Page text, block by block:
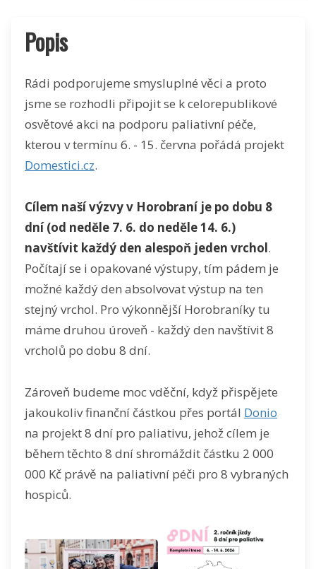
Popis
Rádi podporujeme smysluplné věci a proto
jsme se rozhodli připojit se k celorepublikové
osvětové akci na podporu paliativní péče,
kterou v termínu 6. - 15. června pořádá projekt
Domestici.cz.
Cílem naší výzvy v Horobraní je po dobu 8
dní (od neděle 7. 6. do neděle 14. 6.)
navštívit každý den alespoň jeden vrchol.
Počítají se i opakované výstupy, tím pádem je
možné každý den absolvovat výstup na ten
stejný vrchol. Pro výkonnější Horobraníky tu
máme druhou úroveň - každý den navštívit 8
vrcholů po dobu 8 dní.
Zároveň budeme moc vděční, když přispějete
jakoukoliv finanční částkou přes portál Donio
na projekt 8 dní pro paliativu, jehož cílem je
během těchto 8 dní shromáždit částku 2 000
000 Kč právě na paliativní péči pro 8 vybraných
hospiců.